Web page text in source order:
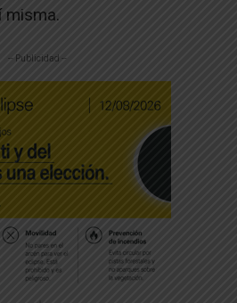
misma.
-- Publicidad --